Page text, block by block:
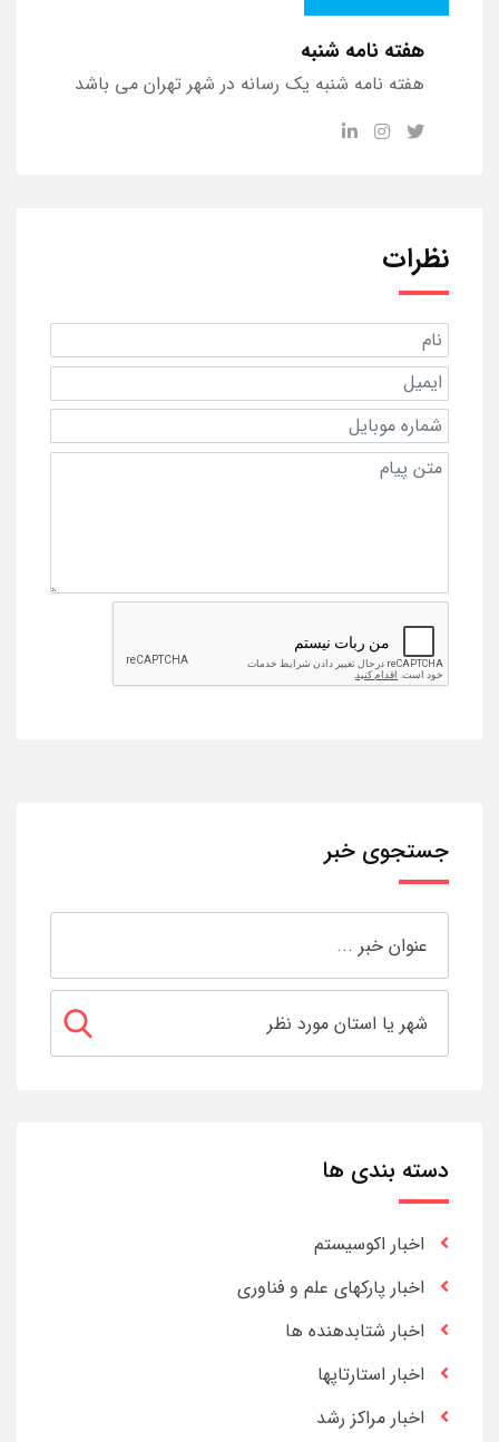
هفته نامه شنبه
هفته نامه شنبه یک رسانه در شهر تهران می باشد
نظرات
جستجوی خبر
دسته بندی ها
اخبار اکوسیستم
اخبار پارکهای علم و فناوری
اخبار شتابدهنده ها
اخبار استارتاپها
اخبار مراکز رشد